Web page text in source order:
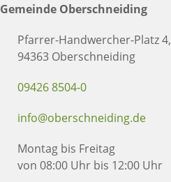
Gemeinde Oberschneiding
Pfarrer-Handwercher-Platz 4,
94363 Oberschneiding
09426 8504-0
info@oberschneiding.de
Montag bis Freitag
von 08:00 Uhr bis 12:00 Uhr